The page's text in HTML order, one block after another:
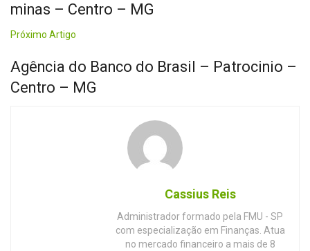
minas – Centro – MG
Próximo Artigo
Agência do Banco do Brasil – Patrocinio –
Centro – MG
Cassius Reis
Administrador formado pela FMU - SP
com especialização em Finanças. Atua
no mercado financeiro a mais de 8